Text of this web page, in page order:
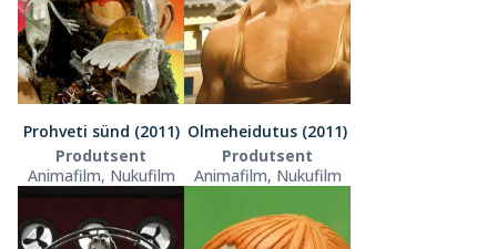
Prohveti sünd (2011)
Produtsent
Animafilm, Nukufilm
Olmeheidutus (2011)
Produtsent
Animafilm, Nukufilm